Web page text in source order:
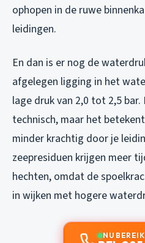
ophopen in de ruwe
leidingen.
En dan is er nog de
afgelegen ligging in het
lage druk van 2,0 tot 2,5
technisch, maar het
minder krachtig door je
zeepresiduen krijgen meer
hechten, omdat de
in wijken met hogere
NU